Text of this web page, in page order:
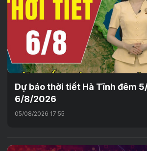
Dự báo thời tiết Hà Tĩnh đêm
6/8/2026
05/08/2026 17:55